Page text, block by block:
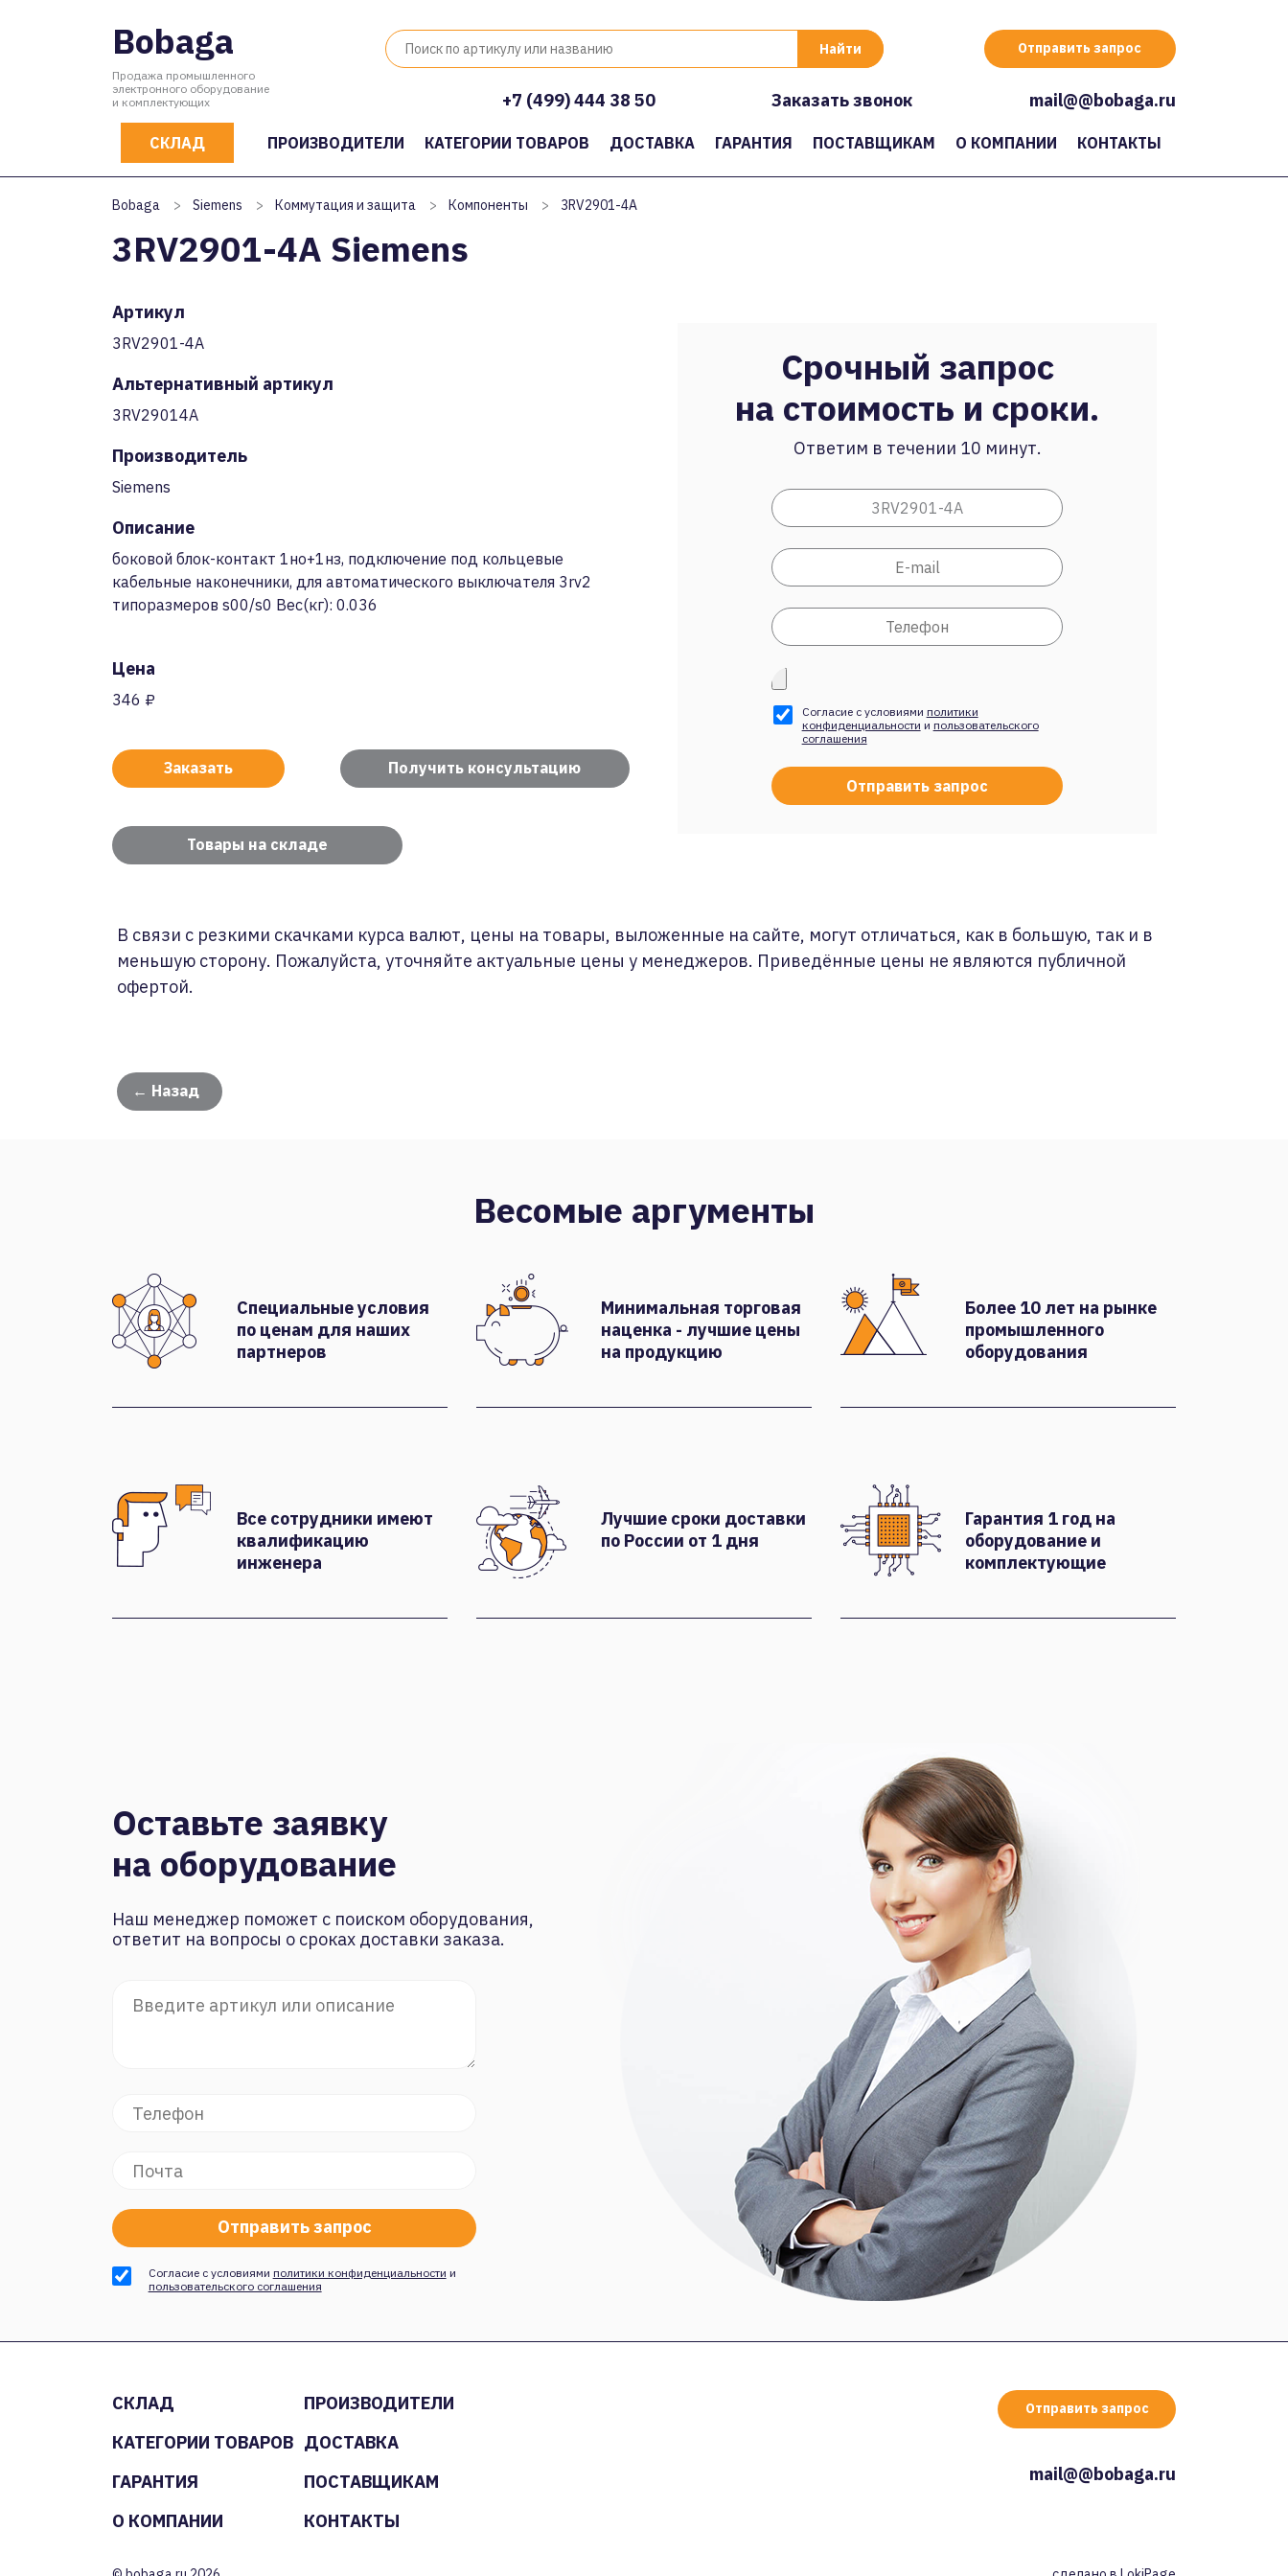
Bobaga
Продажа промышленного
электронного оборудование
и комплектующих
Отправить запрос
+7 (499) 444 38 50 Заказать звонок mail@@bobaga.ru
СКЛАД ПРОИЗВОДИТЕЛИ КАТЕГОРИИ ТОВАРОВ ДОСТАВКА ГАРАНТИЯ ПОСТАВЩИКАМ О КОМПАНИИ КОНТАКТЫ
Bobaga > Siemens > Коммутация и защита > Компоненты > 3RV2901-4A
3RV2901-4A Siemens
Артикул
3RV2901-4A
Альтернативный артикул
3RV29014A
Производитель
Siemens
Описание
боковой блок-контакт 1но+1нз, подключение под кольцевые
кабельные наконечники, для автоматического выключателя 3rv2
типоразмеров s00/s0 Вес(кг): 0.036
Цена
346 ₽
Заказать Получить консультацию
Товары на складе
Срочный запрос
на стоимость и сроки.
Ответим в течении 10 минут.
Согласие с условиями политики
конфиденциальности и пользовательского
соглашения
В связи с резкими скачками курса валют, цены на товары, выложенные на сайте, могут отличаться, как в большую, так и в
меньшую сторону. Пожалуйста, уточняйте актуальные цены у менеджеров. Приведённые цены не являются публичной
офертой.
← Назад
Весомые аргументы
Специальные условия
по ценам для наших
партнеров
Минимальная торговая
наценка - лучшие цены
на продукцию
Более 10 лет на рынке
промышленного
оборудования
Все сотрудники имеют
квалификацию
инженера
Лучшие сроки доставки
по России от 1 дня
Гарантия 1 год на
оборудование и
комплектующие
Оставьте заявку
на оборудование
Наш менеджер поможет с поиском оборудования,
ответит на вопросы о сроках доставки заказа.
Согласие с условиями политики конфиденциальности и
пользовательского соглашения
СКЛАД
ПРОИЗВОДИТЕЛИ
КАТЕГОРИИ ТОВАРОВ ДОСТАВКА
ГАРАНТИЯ
ПОСТАВЩИКАМ
О КОМПАНИИ
КОНТАКТЫ
Отправить запрос
mail@@bobaga.ru